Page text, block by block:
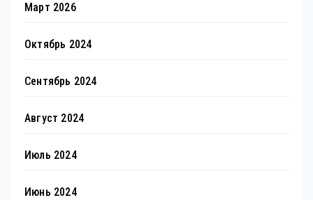
Март 2026
Октябрь 2024
Сентябрь 2024
Август 2024
Июль 2024
Июнь 2024